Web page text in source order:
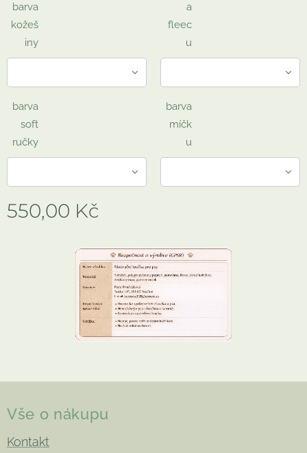
barva
kožeš
iny
a
fleec
u
barva
soft
ručky
barva
míčk
u
550,00 Kč
Vše o nákupu
Kontakt